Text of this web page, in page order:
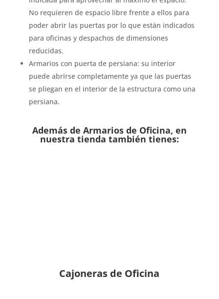
No requieren de espacio libre frente a ellos para
poder abrir las puertas por lo que están indicados
para oficinas y despachos de dimensiones
reducidas.
Armarios con puerta de persiana: su interior
puede abrirse completamente ya que las puertas
se pliegan en el interior de la estructura como una
persiana.
Además de Armarios de Oficina, en
nuestra tienda también tienes:
Cajoneras de Oficina